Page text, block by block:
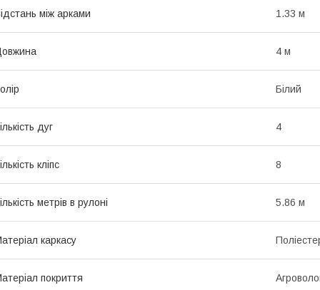
між арками 1.33 м
4 м
Білий
дуг 4
кліпс 8
метрів в рулоні 5.86 м
каркасу
покриття